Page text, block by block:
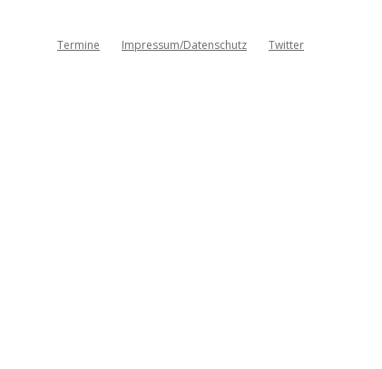
Termine Impressum/Datenschutz Twitter